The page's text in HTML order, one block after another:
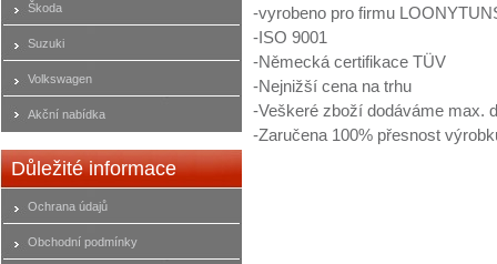
Škoda
Suzuki
Volkswagen
Akční nabídka
Důležité informace
Ochrana údajů
Obchodní podmínky
-vyrobeno pro firmu
-ISO 9001
-Německá certifikace TÜV
-Nejnižší cena na trhu
-Veškeré zboží dodáváme max.
-Zaručena 100% přesnost